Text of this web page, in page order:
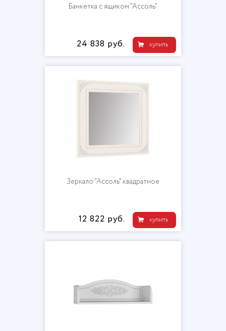
Банкетка с ящиком "Ассоль"
купить
24 838 руб.
Зеркало "Ассоль" квадратное
купить
12 822 руб.